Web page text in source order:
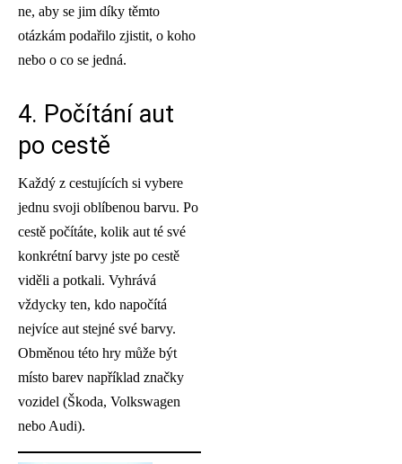
ne, aby se jim díky těmto
otázkám podařilo zjistit, o koho
nebo o co se jedná.
4. Počítání aut
po cestě
Každý z cestujících si vybere
jednu svoji oblíbenou barvu. Po
cestě počítáte, kolik aut té své
konkrétní barvy jste po cestě
viděli a potkali. Vyhrává
vždycky ten, kdo napočítá
nejvíce aut stejné své barvy.
Obměnou této hry může být
místo barev například značky
vozidel (Škoda, Volkswagen
nebo Audi).